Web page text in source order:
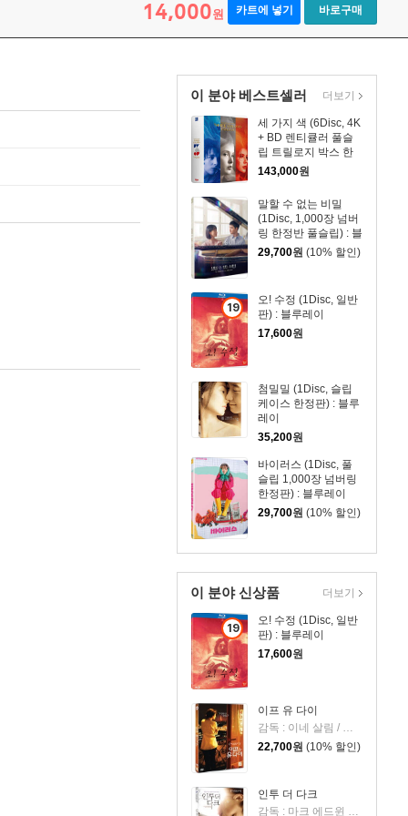
14,000원 카트에 넣기 바로구매
이 분야 베스트셀러
세 가지 색 (6Disc, 4K
+ BD 렌티큘러 풀슬
립 트릴로지 박스 한
정판) : 블루레이
143,000원
말할 수 없는 비밀
(1Disc, 1,000장 넘버
링 한정반 풀슬립) : 블
루레이
29,700원 (10% 할인)
19
세
이
상
상
품
오! 수정 (1Disc, 일반
판) : 블루레이
17,600원
첨밀밀 (1Disc, 슬립
케이스 한정판) : 블루
레이
35,200원
바이러스 (1Disc, 풀
슬립 1,000장 넘버링
한정판) : 블루레이
29,700원 (10% 할인)
더보기
이 분야 신상품
19
세
이
상
상
품
오! 수정 (1Disc, 일반
판) : 블루레이
17,600원
이프 유 다이
22,700원 (10% 할인)
인투 더 다크
감독 : 마크 에드윈 로빈슨 / 출연 : 미샤 바튼, 라이언 이골드
더보기